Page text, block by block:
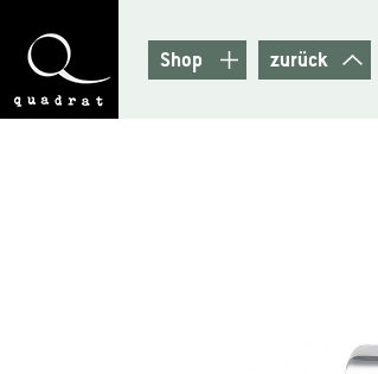
Shop zurück